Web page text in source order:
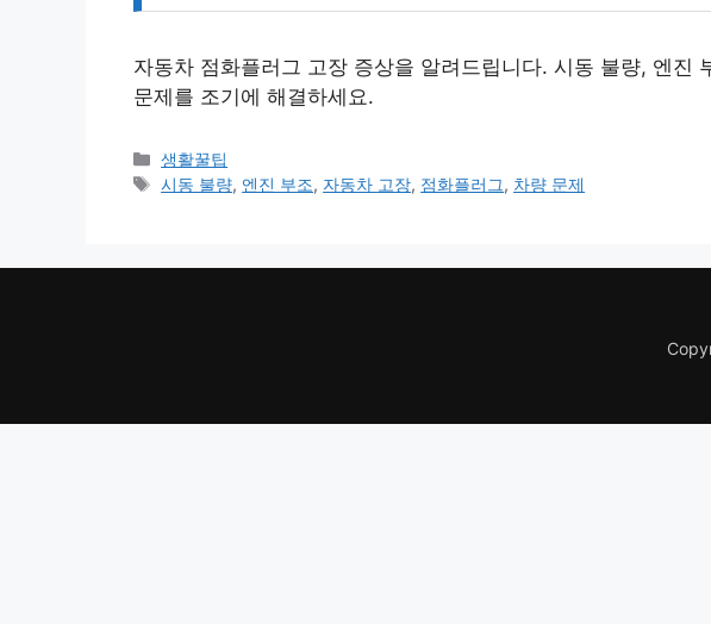
자동차 점화플러그 고장 증상을 알려드립니다. 시동 불량, 엔진
문제를 조기에 해결하세요.
카
테
생활꿀팁
태
시동 불량, 엔진 부조, 자동차 고장, 점화플러그, 차량 문제